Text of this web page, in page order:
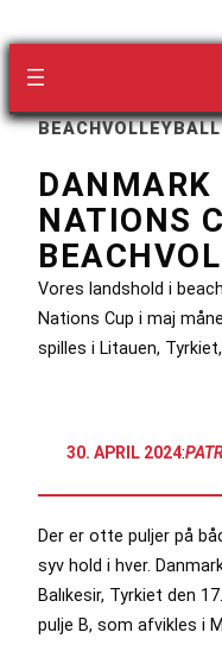
DANMARK
NATIONS
Vores landshold i
Nations Cup i maj
spilles i Litauen,
30. APRIL 2024:
Der er otte puljer på
syv hold i hver.
Balıkesir, Tyrkiet den
pulje B, som afvikles i